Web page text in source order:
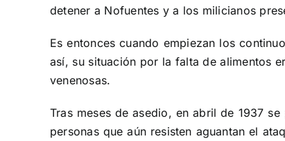
detener a Nofuentes y a los milicianos
Es entonces cuando empiezan los
así, su situación por la falta de alimentos
venenosas.
Tras meses de asedio, en abril de 1937
personas que aún resisten aguantan el